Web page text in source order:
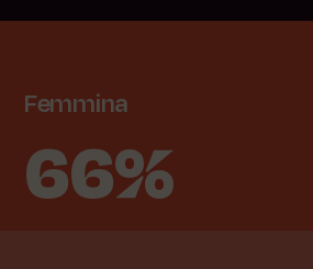
Femmina
66%